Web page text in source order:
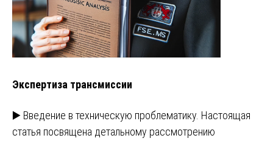
Экспертиза трансмиссии
▶️ Введение в техническую проблематику. Настоящая
статья посвящена детальному рассмотрению